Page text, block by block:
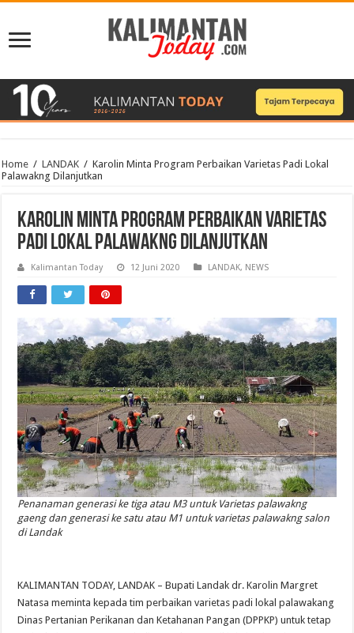
Home / LANDAK / Karolin Minta Program Perbaikan Varietas Padi Lokal
Palawakng Dilanjutkan
Karolin Minta Program Perbaikan Varietas
Padi Lokal Palawakng Dilanjutkan
Kalimantan Today 12 Juni 2020 LANDAK, NEWS
Penanaman generasi ke tiga atau M3 untuk Varietas palawakng
gaeng dan generasi ke satu atau M1 untuk varietas palawakng salon
di Landak
KALIMANTAN TODAY, LANDAK – Bupati Landak dr. Karolin Margret
Natasa meminta kepada tim perbaikan varietas padi lokal palawakang
Dinas Pertanian Perikanan dan Ketahanan Pangan (DPPKP) untuk tetap